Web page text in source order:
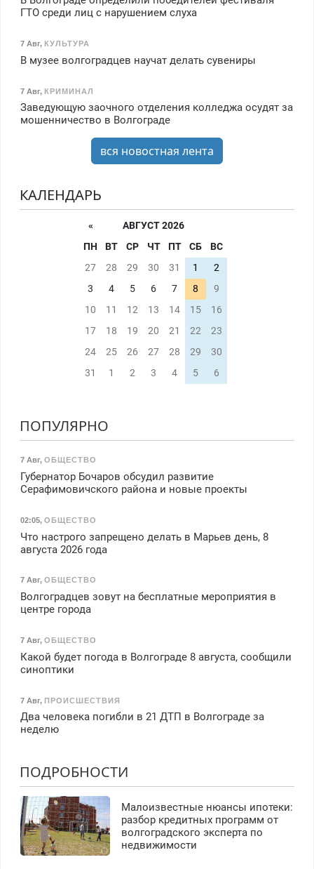
ГТО среди лиц с нарушением слуха
7 Авг, КУЛЬТУРА
В музее волгоградцев научат делать сувениры
7 Авг, КРИМИНАЛ
Заведующую заочного отделения колледжа осудят за
мошенничество в Волгограде
вся новостная лента
КАЛЕНДАРЬ
«
АВГУСТ 2026
ПН
ВТ СР ЧТ ПТ СБ
ВС
27
28 29 30 31 1
2
3
4 5 6 7 8
9
10
11 12 13 14 15
16
17
18 19 20 21 22
23
24
25 26 27 28 29
30
31
1 2 3 4 5 6
ПОПУЛЯРНО
7 Авг, ОБЩЕСТВО
Губернатор Бочаров обсудил развитие
Серафимовичского района и новые проекты
02:05, ОБЩЕСТВО
Что настрого запрещено делать в Марьев день, 8
августа 2026 года
7 Авг, ОБЩЕСТВО
Волгоградцев зовут на бесплатные мероприятия в
центре города
7 Авг, ОБЩЕСТВО
Какой будет погода в Волгограде 8 августа, сообщили
синоптики
7 Авг, ПРОИСШЕСТВИЯ
Два человека погибли в 21 ДТП в Волгограде за
неделю
ПОДРОБНОСТИ
Малоизвестные нюансы ипотеки:
разбор кредитных программ от
волгоградского эксперта по
недвижимости